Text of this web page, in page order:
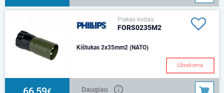
Prekės kodas:
FORS0235M2
Kištukas 2x35mm2 (NATO)
Užsakoma
Daugiau